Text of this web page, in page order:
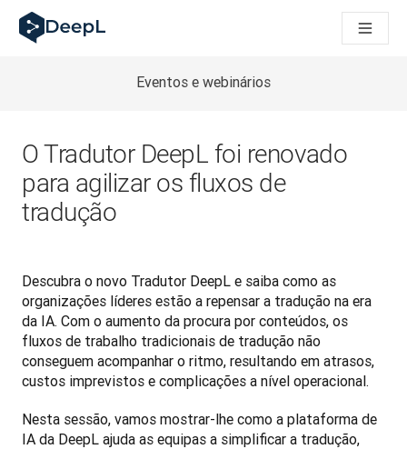
DeepL para agentes de IA
Translation Flow do DeepL: Novos fluxos de trabalho
How we brought Swiss German to DeepL
Desenvolvimento da Avaliação da Qualidade de Tradução no
De tradução de texto a plataforma de voz em tempo real
Building an instantly accessible voice demo with DeepL
Eventos e webinários
O Tradutor DeepL foi renovado
para agilizar os fluxos de
tradução
Descubra o novo Tradutor DeepL e saiba como as
organizações líderes estão a repensar a tradução na era
da IA. Com o aumento da procura por conteúdos, os
fluxos de trabalho tradicionais de tradução não
conseguem acompanhar o ritmo, resultando em atrasos,
custos imprevistos e complicações a nível operacional.
Nesta sessão, vamos mostrar-lhe como a plataforma de
IA da DeepL ajuda as equipas a simplificar a tradução,